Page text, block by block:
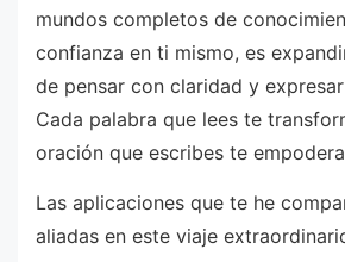
mundos completos de
confianza en ti mismo, es
de pensar con claridad y
Cada palabra que lees te
oración que escribes te
Las aplicaciones que te he
aliadas en este viaje